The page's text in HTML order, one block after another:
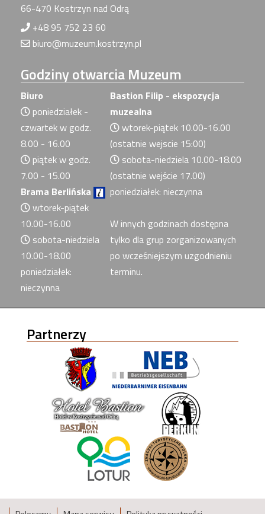
66-470 Kostrzyn nad Odrą
+48 95 752 23 60
biuro@muzeum.kostrzyn.pl
Godzinyotwarcia Muzeum
Biuro
poniedziałek -
czwartek w godz.
8.00 - 16.00
piątek w godz.
7.00 - 15.00
Brama Berlińska
wtorek-piątek
10.00-16.00
sobota-niedziela
10.00-18.00
poniedziałek:
nieczynna
Bastion Filip - ekspozycja
muzealna
wtorek-piątek 10.00-16.00
(ostatnie wejscie 15:00)
sobota-niedziela 10.00-18.00
(ostatnie wejście 17.00)
poniedziałek: nieczynna
W innych godzinach dostępna
tylko dla grup zorganizowanych
po wcześniejszym uzgodnieniu
terminu.
Partnerzy